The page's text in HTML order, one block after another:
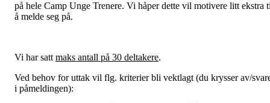
på hele Camp Unge Trenere. Vi håper dette vil motivere litt ekstra
å melde seg på.
Vi har satt maks antall på 30 deltakere.
Ved behov for uttak vil flg. kriterier bli vektlagt (du krysser av/
i påmeldingen):